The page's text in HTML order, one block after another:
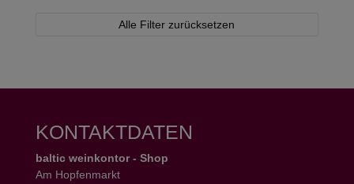
Alle Filter zurücksetzen
KONTAKTDATEN
baltic weinkontor - Shop
Am Hopfenmarkt